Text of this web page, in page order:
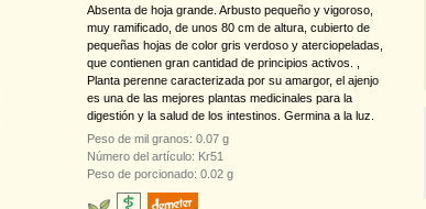
Absenta de hoja grande. Arbusto pequeño y vigoroso,
muy ramificado, de unos 80 cm de altura, cubierto de
pequeñas hojas de color gris verdoso y aterciopeladas,
que contienen gran cantidad de principios activos. ,
Planta perenne caracterizada por su amargor, el ajenjo
es una de las mejores plantas medicinales para la
digestión y la salud de los intestinos. Germina a la luz.
Peso de mil granos: 0.07 g
Número del artículo: Kr51
Peso de porcionado: 0.02 g